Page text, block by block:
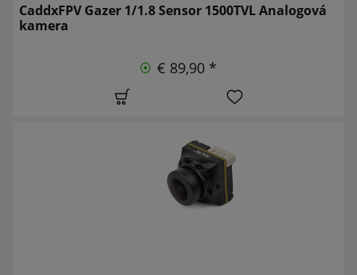
CaddxFPV Gazer 1/1.8 Sensor 1500TVL Analogová
kamera
€ 89,90 *